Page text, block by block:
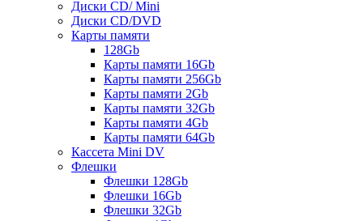
Диски CD/ Mini
Диски CD/DVD
Карты памяти
128Gb
Карты памяти 16Gb
Карты памяти 256Gb
Карты памяти 2Gb
Карты памяти 32Gb
Карты памяти 4Gb
Карты памяти 64Gb
Кассета Mini DV
Флешки
Флешки 128Gb
Флешки 16Gb
Флешки 32Gb